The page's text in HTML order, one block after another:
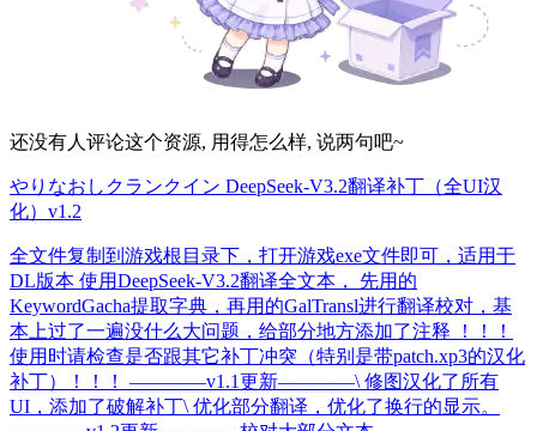
还没有人评论这个资源, 用得怎么样, 说两句吧~
やりなおしクランクイン DeepSeek-V3.2翻译补丁（全UI汉
化）v1.2
全文件复制到游戏根目录下，打开游戏exe文件即可，适用于
DL版本 使用DeepSeek-V3.2翻译全文本， 先用的
KeywordGacha提取字典，再用的GalTransl进行翻译校对，基
本上过了一遍没什么大问题，给部分地方添加了注释 ！！！
使用时请检查是否跟其它补丁冲突（特别是带patch.xp3的汉化
补丁）！！！ ————v1.1更新————\ 修图汉化了所有
UI，添加了破解补丁\ 优化部分翻译，优化了换行的显示。